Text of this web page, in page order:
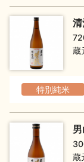
蔵
特別純米
蔵